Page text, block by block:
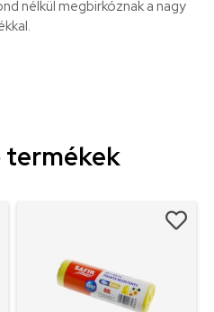
nélkül megbirkóznak a nagy
termékek